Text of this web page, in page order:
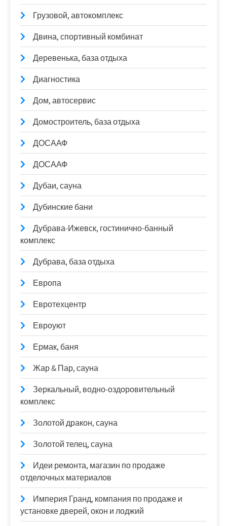
Грузовой, автокомплекс
Двина, спортивный комбинат
Деревенька, база отдыха
Диагностика
Дом, автосервис
Домостроитель, база отдыха
ДОСААФ
ДОСААФ
Дубаи, сауна
Дубинские бани
Дубрава-Ижевск, гостинично-банный
комплекс
Дубрава, база отдыха
Европа
Евротехцентр
Евроуют
Ермак, баня
Жар & Пар, сауна
Зеркальный, водно-оздоровительный
комплекс
Золотой дракон, сауна
Золотой телец, сауна
Идеи ремонта, магазин по продаже
отделочных материалов
Империя Гранд, компания по продаже и
установке дверей, окон и лоджий